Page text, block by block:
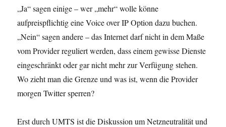
„Ja“ sagen einige – wer „mehr“ wolle könne
aufpreispflichtig eine Voice over IP Option dazu buchen.
„Nein“ sagen andere – das Internet darf nicht in dem Maße
vom Provider reguliert werden, dass einem gewisse Dienste
eingeschränkt oder gar nicht mehr zur Verfügung stehen.
Wo zieht man die Grenze und was ist, wenn die Provider
morgen Twitter sperren?
Erst durch UMTS ist die Diskussion um Netzneutralität und